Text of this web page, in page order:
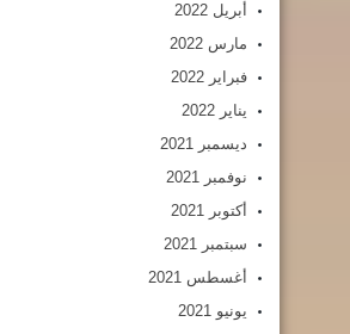
أبريل 2022
مارس 2022
فبراير 2022
يناير 2022
ديسمبر 2021
نوفمبر 2021
أكتوبر 2021
سبتمبر 2021
أغسطس 2021
يونيو 2021